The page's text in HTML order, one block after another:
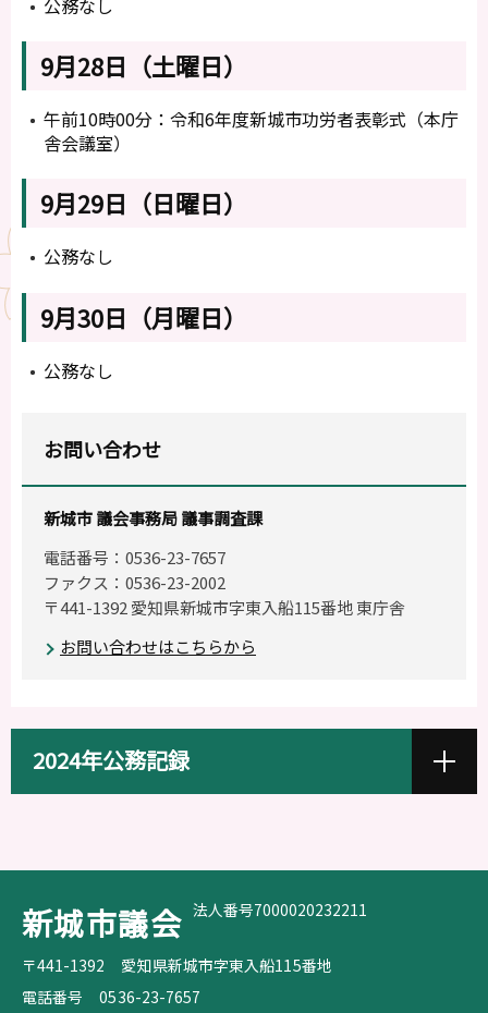
9月28日（土曜日）
午前10時00分：令和6年度新城市功労者表彰式（本庁
舎会議室）
9月29日（日曜日）
公務なし
9月30日（月曜日）
公務なし
お問い合わせ
新城市 議会事務局 議事調査課
電話番号：0536-23-7657
ファクス：0536-23-2002
〒441-1392 愛知県新城市字東入船115番地 東庁舎
お問い合わせはこちらから
2024年公務記録
新城市議会 法人番号7000020232211
〒441-1392
愛知県新城市字東入船115番地
電話番号
0536-23-7657